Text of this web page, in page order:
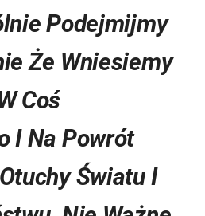
Podejmijmy
Że Wniesiemy
Coś
I Na Powrót
Światu I